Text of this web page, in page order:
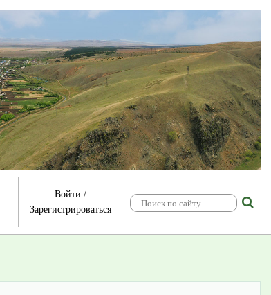
Войти /
Зарегистрироваться